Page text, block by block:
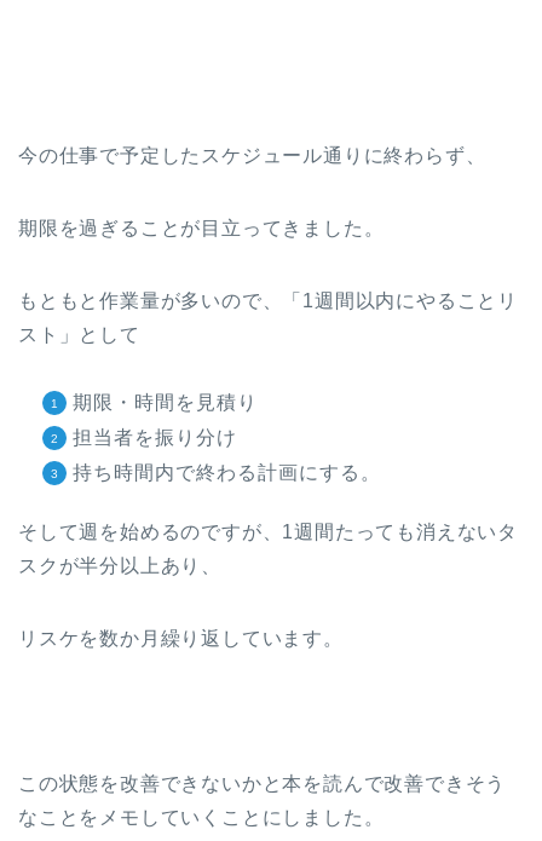
今の仕事で予定したスケジュール通りに終わらず、
期限を過ぎることが目立ってきました。
もともと作業量が多いので、「1週間以内にやることリ
スト」として
期限・時間を見積り
担当者を振り分け
持ち時間内で終わる計画にする。
そして週を始めるのですが、1週間たっても消えないタ
スクが半分以上あり、
リスケを数か月繰り返しています。
この状態を改善できないかと本を読んで改善できそう
なことをメモしていくことにしました。